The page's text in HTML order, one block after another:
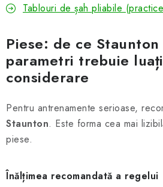
Tablouri de șah pliabile
Piese: de ce Staunton
parametri trebuie
considerare
Pentru antrenamente serioase,
Staunton. Este forma cea mai
piese.
Înălțimea recomandată a regelui